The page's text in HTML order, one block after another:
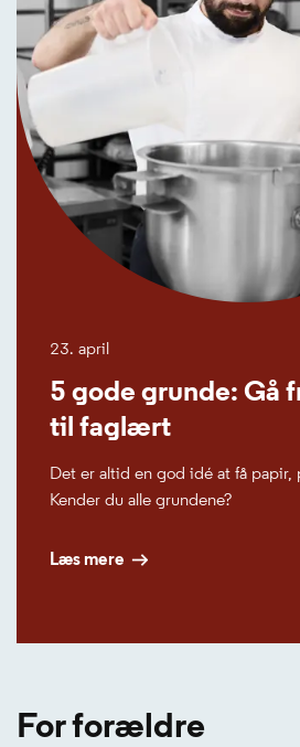
23. april
5 gode grunde: Gå
til faglært
Det er altid en god idé at få papir,
Kender du alle grundene?
Læs mere
For forældre